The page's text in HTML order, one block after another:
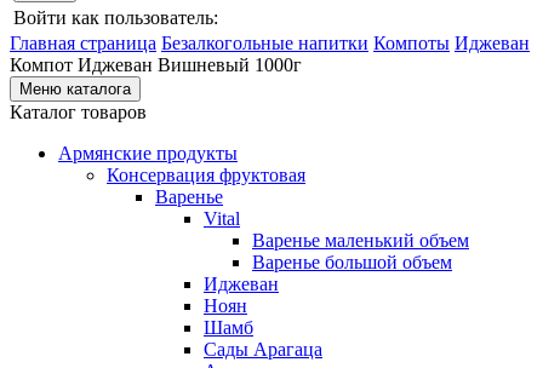
Войти как пользователь:
Главная страница Безалкогольные напитки Компоты Иджеван
Компот Иджеван Вишневый 1000г
Меню каталога
Каталог товаров
Армянские продукты
Консервация фруктовая
Варенье
Vital
Варенье маленький объем
Варенье большой объем
Иджеван
Ноян
Шамб
Сады Арагаца